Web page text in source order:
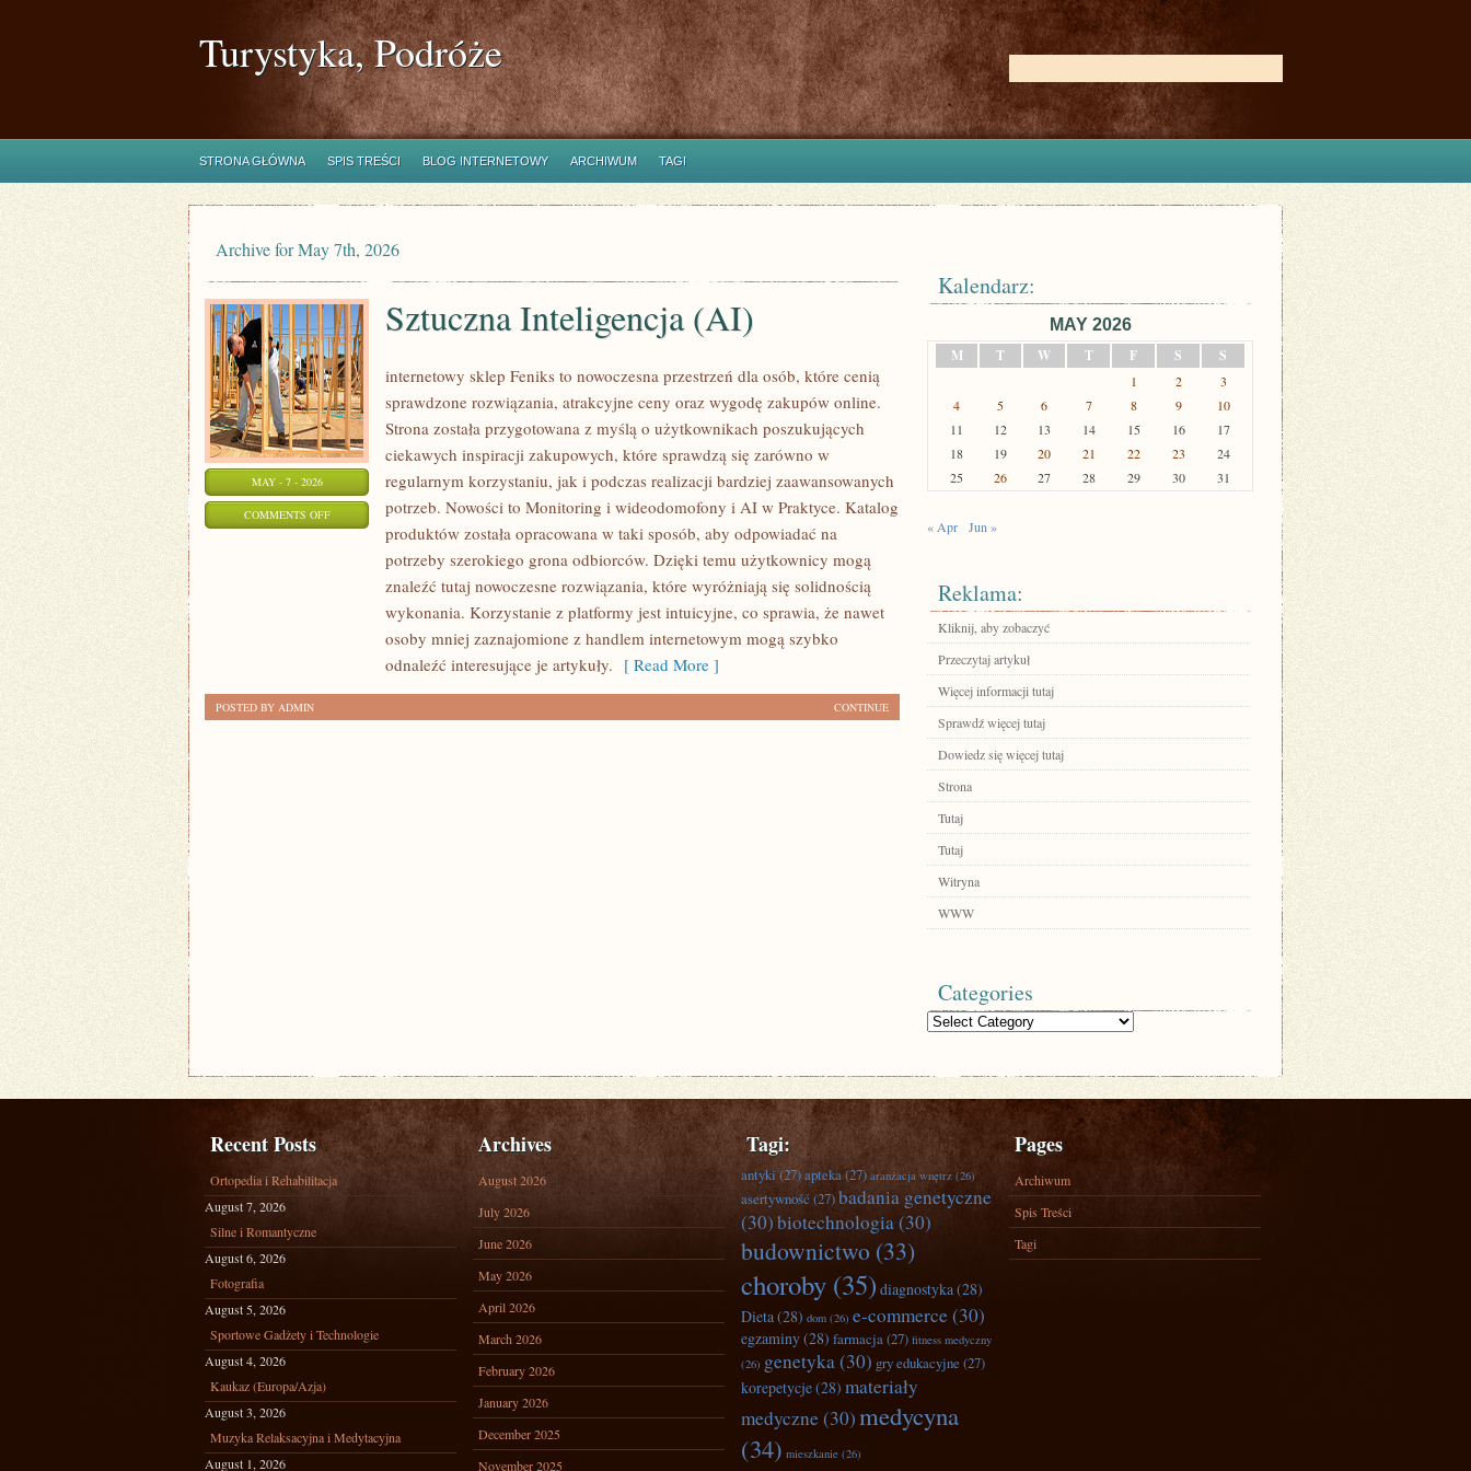
Turystyka, Podróże
STRONA GŁÓWNA SPIS TREŚCI BLOG INTERNETOWY ARCHIWUM TAGI
Archive for May 7th, 2026
MAY - 7 - 2026
COMMENTS OFFON
SZTUCZNA
INTELIGENCJA
Sztuczna Inteligencja (AI)
internetowy sklep Feniks to nowoczesna przestrzeń dla osób, które cenią
sprawdzone rozwiązania, atrakcyjne ceny oraz wygodę zakupów online.
Strona została przygotowana z myślą o użytkownikach poszukujących
ciekawych inspiracji zakupowych, które sprawdzą się zarówno w
regularnym korzystaniu, jak i podczas realizacji bardziej zaawansowanych
potrzeb. Nowości to Monitoring i wideodomofony i AI w Praktyce. Katalog
produktów została opracowana w taki sposób, aby odpowiadać na
potrzeby szerokiego grona odbiorców. Dzięki temu użytkownicy mogą
znaleźć tutaj nowoczesne rozwiązania, które wyróżniają się solidnością
wykonania. Korzystanie z platformy jest intuicyjne, co sprawia, że nawet
osoby mniej zaznajomione z handlem internetowym mogą szybko
odnaleźć interesujące je artykuły. [ Read More ]
CONTINUE
POSTED BY ADMIN
Kalendarz:
MAY 2026
M
T W T F S S
1 2
3
4
5 6 7 8 9
10
11
12 13 14 15 16
17
18
19 20 21 22 23
24
25
26 27 28 29 30 31
« Apr Jun »
Reklama:
Kliknij, aby zobaczyć
Przeczytaj artykuł
Więcej informacji tutaj
Sprawdź więcej tutaj
Dowiedz się więcej tutaj
Strona
Tutaj
Tutaj
Witryna
WWW
Categories
Categories
Recent Posts
Ortopedia i Rehabilitacja
August 7, 2026
Silne i Romantyczne
August 6, 2026
Fotografia
August 5, 2026
Sportowe Gadżety i Technologie
August 4, 2026
Kaukaz (Europa/Azja)
August 3, 2026
Muzyka Relaksacyjna i Medytacyjna
August 1, 2026
Archives
August 2026
July 2026
June 2026
May 2026
April 2026
March 2026
February 2026
January 2026
December 2025
November 2025
Tagi:
antyki(27)apteka(27) aranżacja wnętrz (26)
asertywność (27)badania genetyczne
(30)biotechnologia(30)
budownictwo (33)
choroby (35) diagnostyka(28)
Dieta(28) dom (26) e-commerce (30)
egzaminy(28) farmacja(27) fitness medyczny
(26) genetyka(30) gry edukacyjne (27)
korepetycje(28) materiały
medyczne (30)medycyna
(34) mieszkanie (26)
Pages
Archiwum
Spis Treści
Tagi